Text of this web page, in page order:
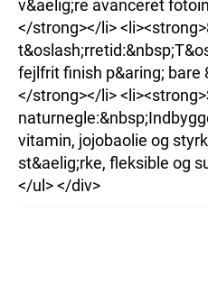
v&aelig;re avanceret
</strong></li>
fejlfrit finish p&aring; bare
</strong></li>
vitamin, jojobaolie og
st&aelig;rke, fleksible og
</ul> </div>